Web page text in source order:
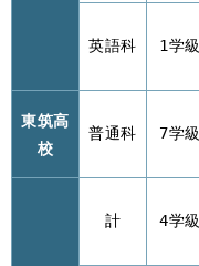
英語科 1学級
東筑高
校
普通科 7学級
計 4学級